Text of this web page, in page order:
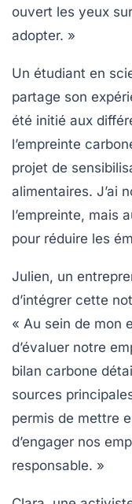
ouvert les yeux
adopter. »
Un étudiant en
partage son
été initié aux
l’empreinte
projet de
alimentaires. J’ai
l’empreinte, mais
pour réduire les
Julien, un
d’intégrer cette
« Au sein de mon
d’évaluer notre
bilan carbone
sources
permis de mettre
d’engager nos
responsable. »